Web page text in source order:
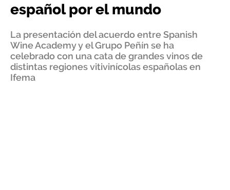
español por el mundo
La presentación del acuerdo entre Spanish
Wine Academy y el Grupo Peñín se ha
celebrado con una cata de grandes vinos de
distintas regiones vitivinícolas españolas en
Ifema